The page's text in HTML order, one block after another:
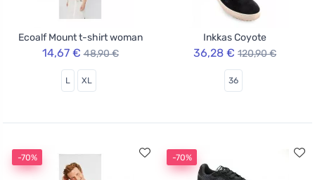
Ecoalf Mount t-shirt woman
14,67 € 48,90 €
L XL
Inkkas Coyote
36,28 € 120,90 €
36
-70% -70%